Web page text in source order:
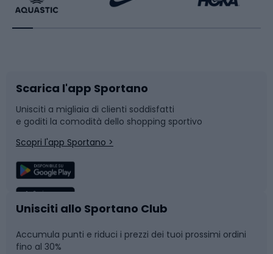
Bikepacking
Bushcraft
Corsa
Sport di squadra
Caschi da ciclismo
Skitouring
Sport con le racchette
Slitte e slittini
Snowboard
Camminata nordica
Nuoto
Pattinaggio
Scarica l'app Sportano
Unisciti a migliaia di clienti soddisfatti
e goditi la comodità dello shopping sportivo
Scopri l'app Sportano >
Unisciti allo Sportano Club
Accumula punti e riduci i prezzi dei tuoi prossimi ordini
fino al 30%